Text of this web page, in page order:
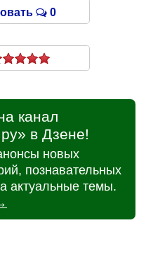
0
канал
в Дзене!
новых
познавательных
актуальные темы.